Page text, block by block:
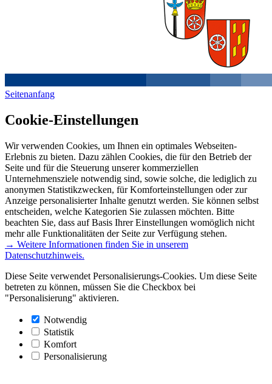
Seitenanfang
Cookie-Einstellungen
Wir verwenden Cookies, um Ihnen ein optimales Webseiten-
Erlebnis zu bieten. Dazu zählen Cookies, die für den Betrieb der
Seite und für die Steuerung unserer kommerziellen
Unternehmensziele notwendig sind, sowie solche, die lediglich zu
anonymen Statistikzwecken, für Komforteinstellungen oder zur
Anzeige personalisierter Inhalte genutzt werden. Sie können selbst
entscheiden, welche Kategorien Sie zulassen möchten. Bitte
beachten Sie, dass auf Basis Ihrer Einstellungen womöglich nicht
mehr alle Funktionalitäten der Seite zur Verfügung stehen.
→ Weitere Informationen finden Sie in unserem
Datenschutzhinweis.
Diese Seite verwendet Personalisierungs-Cookies. Um diese Seite
betreten zu können, müssen Sie die Checkbox bei
"Personalisierung" aktivieren.
Notwendig
Statistik
Komfort
Personalisierung